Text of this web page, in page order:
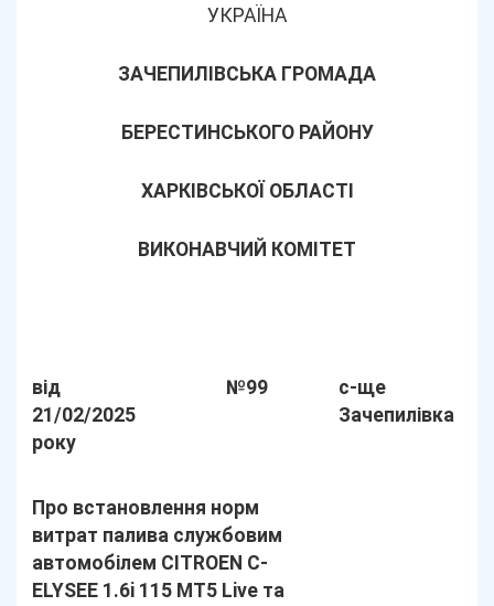
УКРАЇНА
ЗАЧЕПИЛІВСЬКА ГРОМАДА
БЕРЕСТИНСЬКОГО РАЙОНУ
ХАРКІВСЬКОЇ ОБЛАСТІ
ВИКОНАВЧИЙ КОМІТЕТ
від
21/02/2025
року
№99
с-ще
Зачепилівка
Про встановлення норм
витрат палива службовим
автомобілем СITROEN C-
ELYSEE 1.6i 115 MT5 Live та